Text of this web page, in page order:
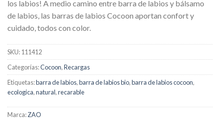
los labios! A medio camino entre barra de labios y bálsamo
de labios, las barras de labios Cocoon aportan confort y
cuidado, todos con color.
SKU:111412
Categorías:Cocoon,Recargas
Etiquetas:barra de labios,barra de labios bio,barra de labios cocoon,
ecologica,natural,recarable
Marca:ZAO